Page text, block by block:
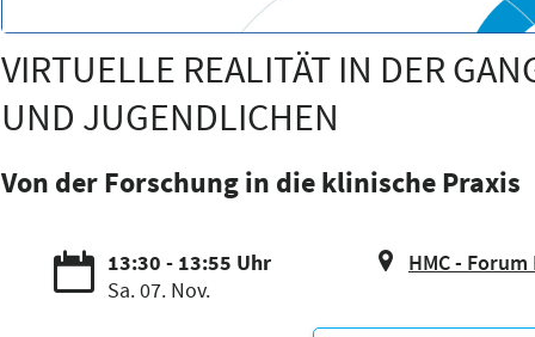
VIRTUELLE REALITÄT IN DER
UND JUGENDLICHEN
Von der Forschung in die klinische Praxis
13:30 - 13:55 Uhr
Sa. 07. Nov.
HMC - Forum